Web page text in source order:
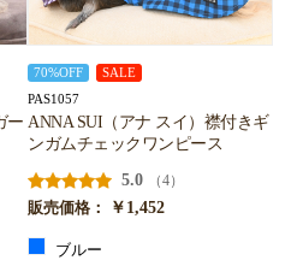
ー
70%OFF SALE
PAS1057
ANNA SUI（アナ スイ）襟付きギ
ンガムチェックワンピース
5.0
（4）
販売価格：
￥1,452
ブルー